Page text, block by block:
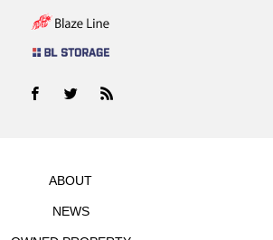
ABOUT
NEWS